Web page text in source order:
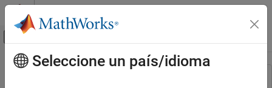
Saltar al contenido
Mostrar/ocultar menú de navegación
Recurso
Contenido principal
Seleccione un país/idioma